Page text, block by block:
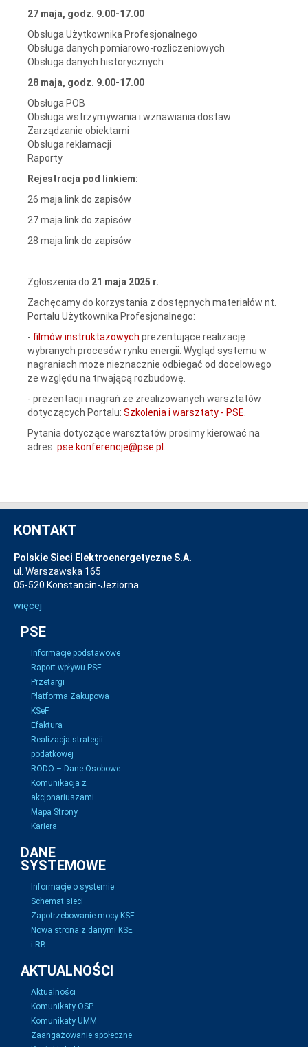
27 maja, godz. 9.00-17.00
Obsługa Użytkownika Profesjonalnego
Obsługa danych pomiarowo-rozliczeniowych
Obsługa danych historycznych
28 maja, godz. 9.00-17.00
Obsługa POB
Obsługa wstrzymywania i wznawiania dostaw
Zarządzanie obiektami
Obsługa reklamacji
Raporty
Rejestracja pod linkiem:
26 maja link do zapisów
27 maja link do zapisów
28 maja link do zapisów
Zgłoszenia do 21 maja 2025 r.
Zachęcamy do korzystania z dostępnych materiałów nt.
Portalu Użytkownika Profesjonalnego:
- filmów instruktażowych prezentujące realizację
wybranych procesów rynku energii. Wygląd systemu w
nagraniach może nieznacznie odbiegać od docelowego
ze względu na trwającą rozbudowę.
- prezentacji i nagrań ze zrealizowanych warsztatów
dotyczących Portalu: Szkolenia i warsztaty - PSE
Pytania dotyczące warsztatów prosimy kierować na
adres: pse.konferencje@pse.pl
KONTAKT
Polskie Sieci Elektroenergetyczne S.A.
ul. Warszawska 165
05-520 Konstancin-Jeziorna
więcej
PSE
Informacje podstawowe
Raport wpływu PSE
Przetargi
Platforma Zakupowa
KSeF
Efaktura
Realizacja strategii
podatkowej
RODO – Dane Osobowe
Komunikacja z
akcjonariuszami
Mapa Strony
Kariera
DANE
SYSTEMOWE
Informacje o systemie
Schemat sieci
Zapotrzebowanie mocy KSE
Nowa strona z danymi KSE
i RB
AKTUALNOŚCI
Aktualności
Komunikaty OSP
Komunikaty UMM
Zaangażowanie społeczne